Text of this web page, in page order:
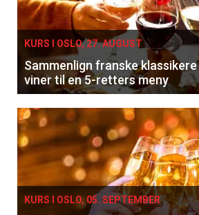
KURS I OSLO, 27. AUGUST
Sammenlign franske
viner til en 5-retters meny
KURS I OSLO, 05. SEPTEMBER